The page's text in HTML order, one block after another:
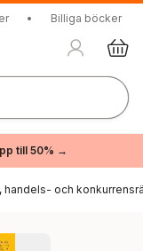
• Billiga böcker
till 50% →
handels- och